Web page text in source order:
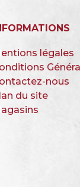
légales
nous
du site